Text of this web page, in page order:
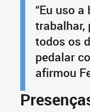
“Eu uso
trabalhar,
todos os
pedalar
afirmou